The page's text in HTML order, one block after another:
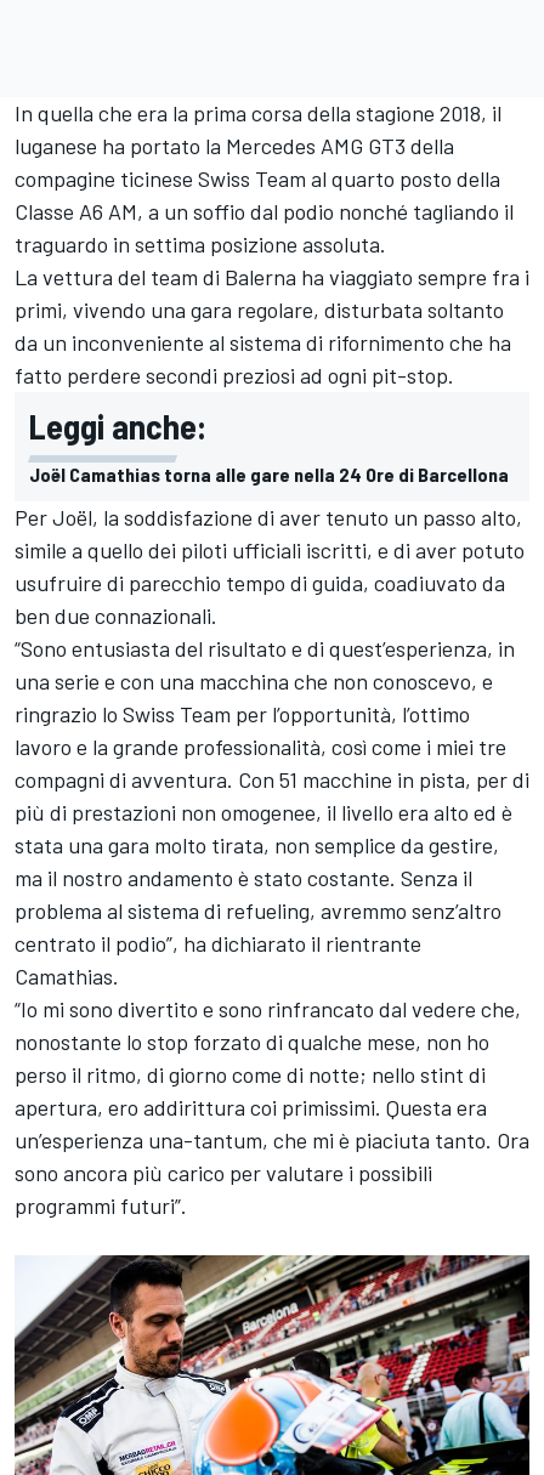
In quella che era la prima corsa della stagione 2018, il
luganese ha portato la Mercedes AMG GT3 della
compagine ticinese Swiss Team al quarto posto della
Classe A6 AM, a un soffio dal podio nonché tagliando il
traguardo in settima posizione assoluta.
La vettura del team di Balerna ha viaggiato sempre fra i
primi, vivendo una gara regolare, disturbata soltanto
da un inconveniente al sistema di rifornimento che ha
fatto perdere secondi preziosi ad ogni pit-stop.
Leggi anche:
Joël Camathias torna alle gare nella 24 Ore di Barcellona
Per Joël, la soddisfazione di aver tenuto un passo alto,
simile a quello dei piloti ufficiali iscritti, e di aver potuto
usufruire di parecchio tempo di guida, coadiuvato da
ben due connazionali.
“Sono entusiasta del risultato e di quest’esperienza, in
una serie e con una macchina che non conoscevo, e
ringrazio lo Swiss Team per l’opportunità, l’ottimo
lavoro e la grande professionalità, così come i miei tre
compagni di avventura. Con 51 macchine in pista, per di
più di prestazioni non omogenee, il livello era alto ed è
stata una gara molto tirata, non semplice da gestire,
ma il nostro andamento è stato costante. Senza il
problema al sistema di refueling, avremmo senz’altro
centrato il podio”, ha dichiarato il rientrante
Camathias.
“Io mi sono divertito e sono rinfrancato dal vedere che,
nonostante lo stop forzato di qualche mese, non ho
perso il ritmo, di giorno come di notte; nello stint di
apertura, ero addirittura coi primissimi. Questa era
un’esperienza una-tantum, che mi è piaciuta tanto. Ora
sono ancora più carico per valutare i possibili
programmi futuri”.